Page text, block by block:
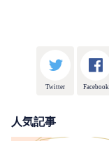
Twitter Facebook
人気記事